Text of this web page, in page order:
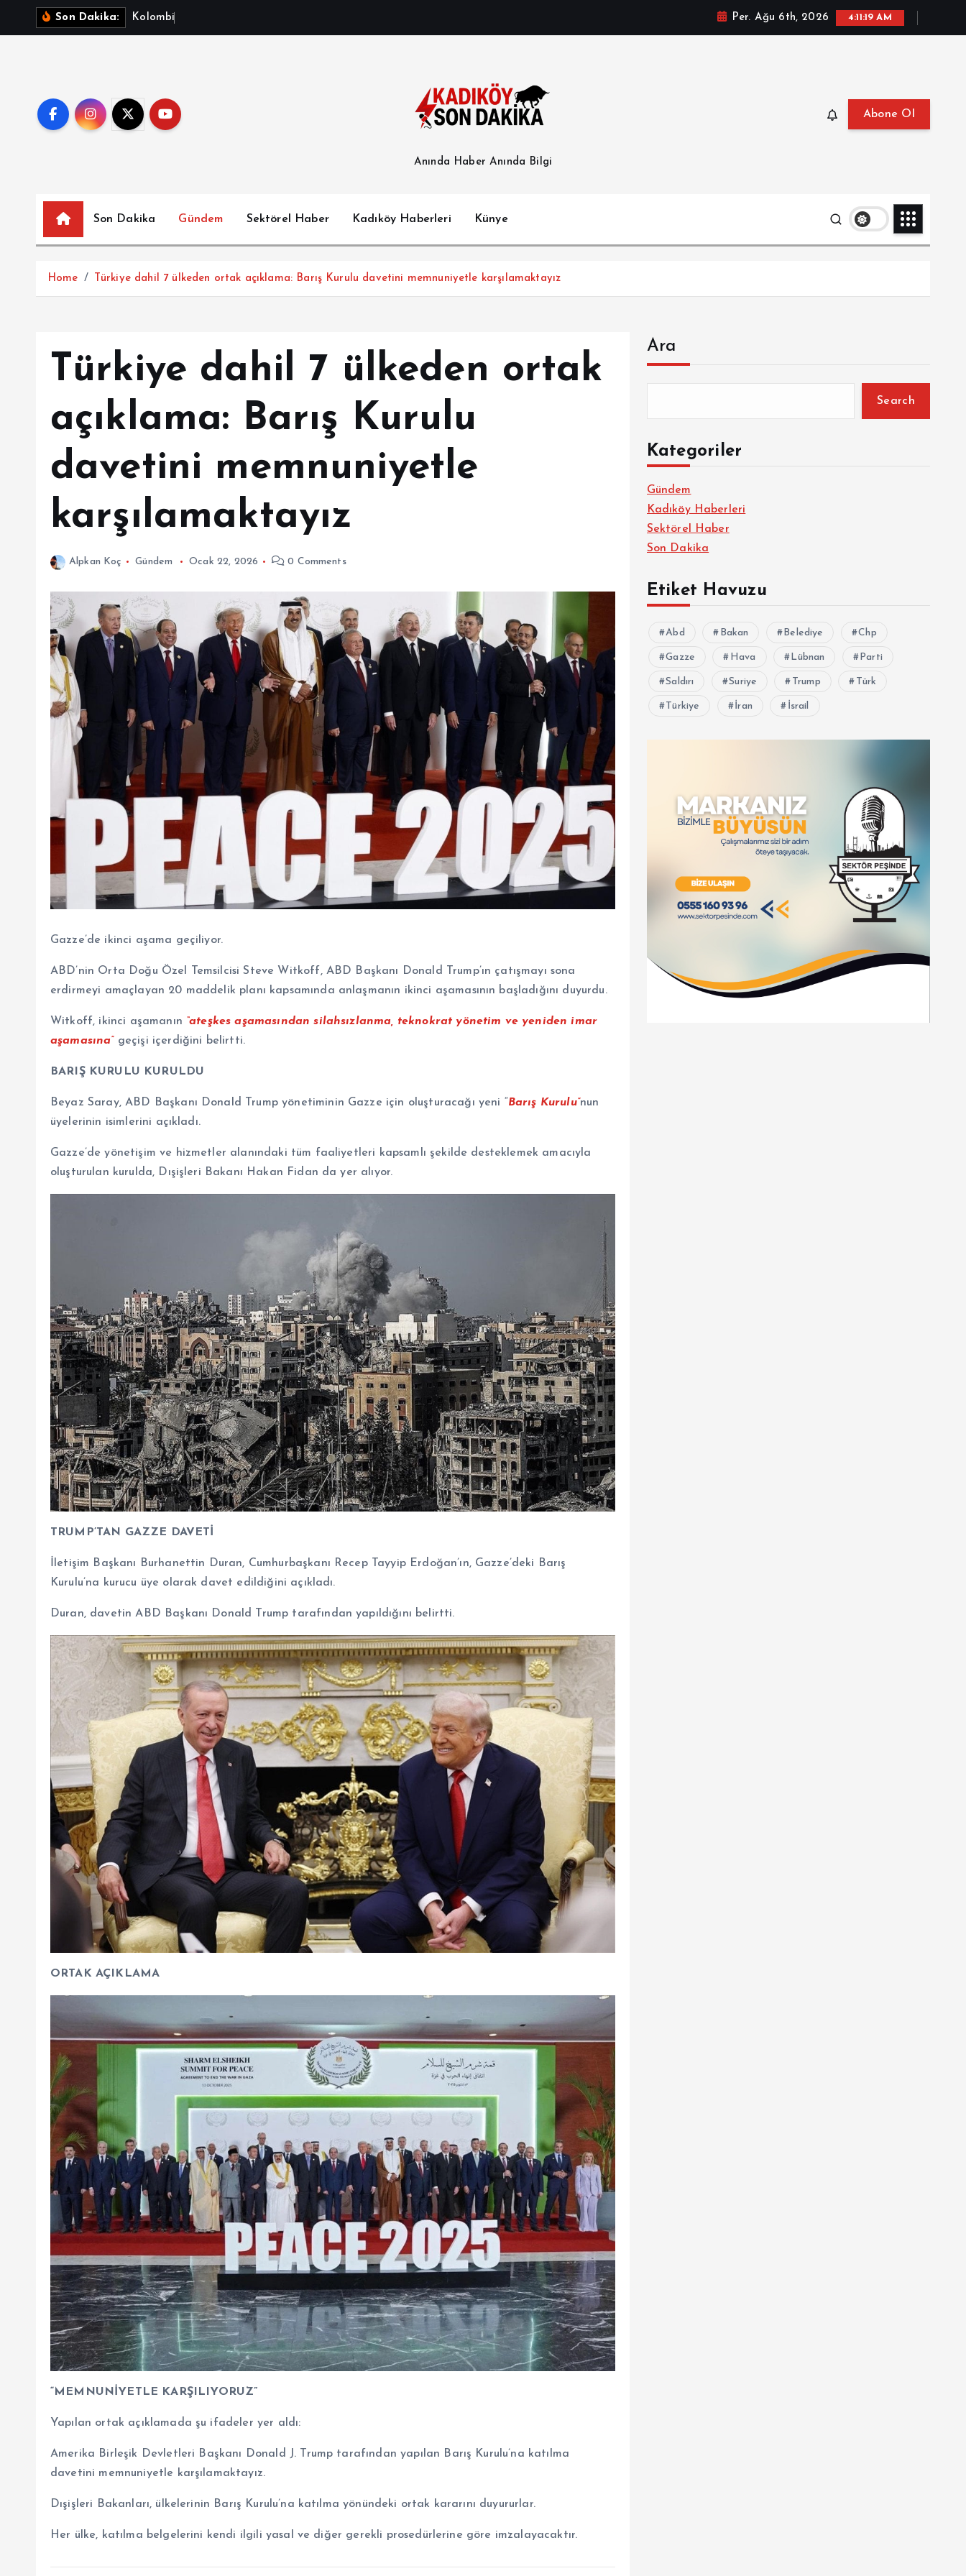
Son Dakika: Ko om bi Per. Ağu 6th, 2026 4:11:21 AM
Anında Haber Anında Bilgi
Abone Ol
Son Dakika Gündem Sektörel Haber Kadıköy Haberleri Künye
Home Türkiye dahil 7 ülkeden ortak açıklama: Barış Kurulu davetini memnuniyetle karşılamaktayız
Türkiye dahil 7 ülkeden ortak
açıklama: Barış Kurulu
davetini memnuniyetle
karşılamaktayız
Alpkan Koç Gündem Ocak 22, 2026 0 Comments
Gazze’de ikinci aşama geçiliyor.
ABD’nin Orta Doğu Özel Temsilcisi Steve Witkoff, ABD Başkanı Donald Trump’ın çatışmayı sona
erdirmeyi amaçlayan 20 maddelik planı kapsamında anlaşmanın ikinci aşamasının başladığını duyurdu.
Witkoff, ikinci aşamanın “ateşkes aşamasından silahsızlanma, teknokrat yönetim ve yeniden imar
aşamasına”geçişi içerdiğini belirtti.
BARIŞ KURULU KURULDU
Beyaz Saray, ABD Başkanı Donald Trump yönetiminin Gazze için oluşturacağı yeni “Barış Kurulu”nun
üyelerinin isimlerini açıkladı.
Gazze’de yönetişim ve hizmetler alanındaki tüm faaliyetleri kapsamlı şekilde desteklemek amacıyla
oluşturulan kurulda, Dışişleri Bakanı Hakan Fidan da yer alıyor.
TRUMP’TAN GAZZE DAVETİ
İletişim Başkanı Burhanettin Duran, Cumhurbaşkanı Recep Tayyip Erdoğan’ın, Gazze’deki Barış
Kurulu’na kurucu üye olarak davet edildiğini açıkladı.
Duran, davetin ABD Başkanı Donald Trump tarafından yapıldığını belirtti.
ORTAK AÇIKLAMA
“MEMNUNİYETLE KARŞILIYORUZ”
Yapılan ortak açıklamada şu ifadeler yer aldı:
Amerika Birleşik Devletleri Başkanı Donald J. Trump tarafından yapılan Barış Kurulu’na katılma
davetini memnuniyetle karşılamaktayız.
Dışişleri Bakanları, ülkelerinin Barış Kurulu’na katılma yönündeki ortak kararını duyururlar.
Her ülke, katılma belgelerini kendi ilgili yasal ve diğer gerekli prosedürlerine göre imzalayacaktır.
Ara
Search
Kategoriler
Gündem
Kadıköy Haberleri
Sektörel Haber
Son Dakika
Etiket Havuzu
Abd Bakan Belediye Chp
Gazze Hava Lübnan Parti
Saldırı Suriye Trump Türk
Türkiye İran İsrail